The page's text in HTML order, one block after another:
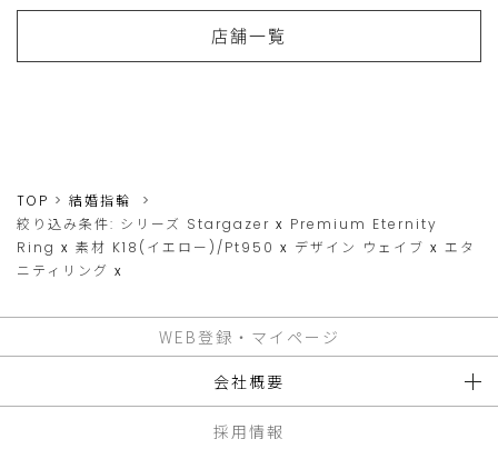
店舗一覧
TOP
結婚指輪
絞り込み条件: シリーズ Stargazer x Premium Eternity
Ring x 素材 K18(イエロー)/Pt950 x デザイン ウェイブ x エタ
ニティリング x
WEB登録・マイページ
会社概要
採用情報